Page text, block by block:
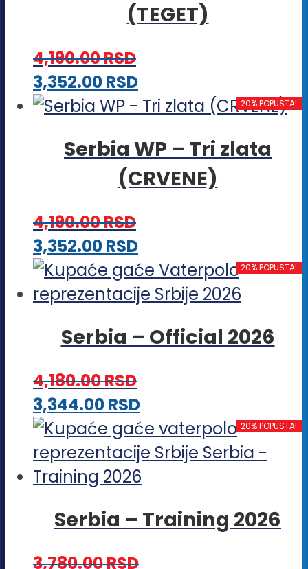
(TEGET)
4,190.00RSD
3,352.00RSDOvaj
proizvod
više
varijanti.
biti
izabrane
na
proizvoda.
20% POPUSTA!
Serbia WP – Tri zlata
(CRVENE)
4,190.00RSD
3,352.00RSDOvaj
proizvod
ima
varijanti.
biti
izabrane
na
stranici
proizvoda.
20% POPUSTA!
Serbia – Official 2026
4,180.00RSD
3,344.00RSDOvaj
proizvod
ima
više
Opcije
20% POPUSTA!
Serbia – Training 2026
3,780.00RSD